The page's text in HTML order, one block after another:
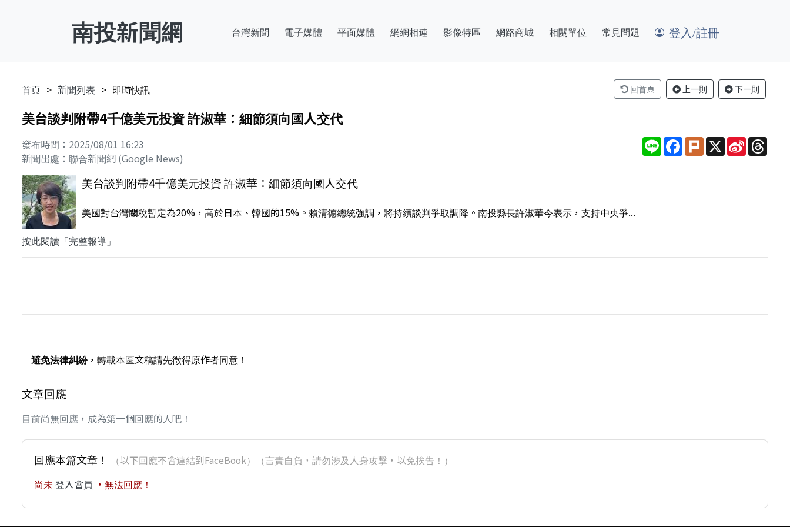
南投新聞網 台灣新聞 電子媒體 平面媒體 網網相連 影像特區 網路商城 相關單位 常見問題 登入/註冊
首頁 新聞列表 即時快訊 回首頁 上一則 下一則
美台談判附帶4千億美元投資 許淑華：細節須向國人交代
發布時間：2025/08/01 16:23
新聞出處：聯合新聞網 (Google News)
Line Facebook
PlurkX Sina
Weibo
美台談判附帶4千億美元投資 許淑華：細節須向國人交代
美國對台灣關稅暫定為20%，高於日本、韓國的15%。賴清德總統強調，將持續談判爭取調降。南投縣長許淑華今表示，支持中央爭...
按此閱讀「完整報導」
避免法律糾紛，轉載本區文稿請先徵得原作者同意！
文章回應
目前尚無回應，成為第一個回應的人吧！
回應本篇文章！ （以下回應不會連結到FaceBook）（言責自負，請勿涉及人身攻擊，以免挨告！）
尚未 登入會員 ，無法回應！